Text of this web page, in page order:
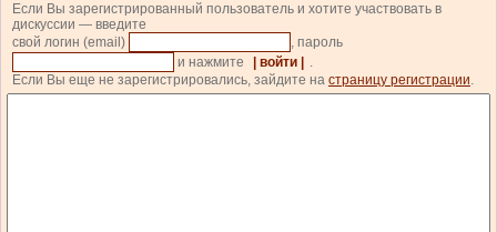
Если Вы зарегистрированный пользователь и хотите участвовать в
дискуссии — введите
свой логин (email)
, пароль
и нажмите
| войти |
.
Если Вы еще не зарегистрировались, зайдите на страницу регистрации.